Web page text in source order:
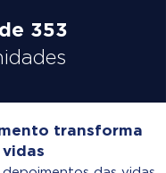
353
transforma
vidas